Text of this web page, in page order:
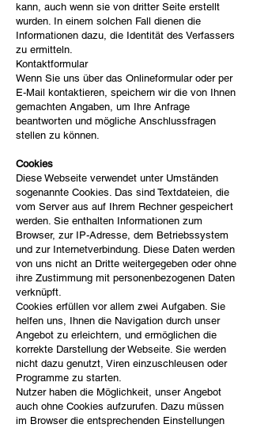
kann, auch wenn sie von dritter Seite erstellt
wurden. In einem solchen Fall dienen die
Informationen dazu, die Identität des Verfassers
zu ermitteln.
Kontaktformular
Wenn Sie uns über das Onlineformular oder per
E-Mail kontaktieren, speichern wir die von Ihnen
gemachten Angaben, um Ihre Anfrage
beantworten und mögliche Anschlussfragen
stellen zu können.
Cookies
Diese Webseite verwendet unter Umständen
sogenannte Cookies. Das sind Textdateien, die
vom Server aus auf Ihrem Rechner gespeichert
werden. Sie enthalten Informationen zum
Browser, zur IP-Adresse, dem Betriebssystem
und zur Internetverbindung. Diese Daten werden
von uns nicht an Dritte weitergegeben oder ohne
ihre Zustimmung mit personenbezogenen Daten
verknüpft.
Cookies erfüllen vor allem zwei Aufgaben. Sie
helfen uns, Ihnen die Navigation durch unser
Angebot zu erleichtern, und ermöglichen die
korrekte Darstellung der Webseite. Sie werden
nicht dazu genutzt, Viren einzuschleusen oder
Programme zu starten.
Nutzer haben die Möglichkeit, unser Angebot
auch ohne Cookies aufzurufen. Dazu müssen
im Browser die entsprechenden Einstellungen